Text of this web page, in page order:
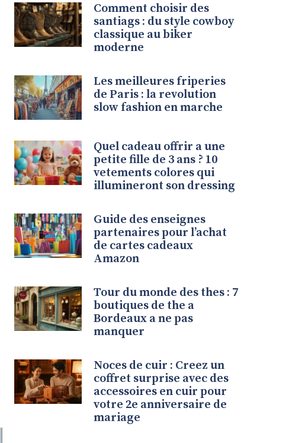
Comment choisir des
santiags : du style cowboy
classique au biker
moderne
Les meilleures friperies
de Paris : la revolution
slow fashion en marche
Quel cadeau offrir a une
petite fille de 3 ans ? 10
vetements colores qui
illumineront son dressing
Guide des enseignes
partenaires pour l’achat
de cartes cadeaux
Amazon
Tour du monde des thes : 7
boutiques de the a
Bordeaux a ne pas
manquer
Noces de cuir : Creez un
coffret surprise avec des
accessoires en cuir pour
votre 2e anniversaire de
mariage